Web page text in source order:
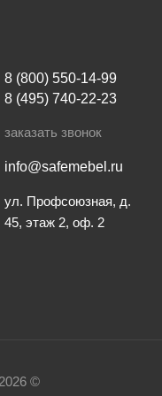
8 (800) 550-14-99
8 (495) 740-22-23
заказать звонок
info@safemebel.ru
ул. Профсоюзная, д.
45, этаж 2, оф. 2
©